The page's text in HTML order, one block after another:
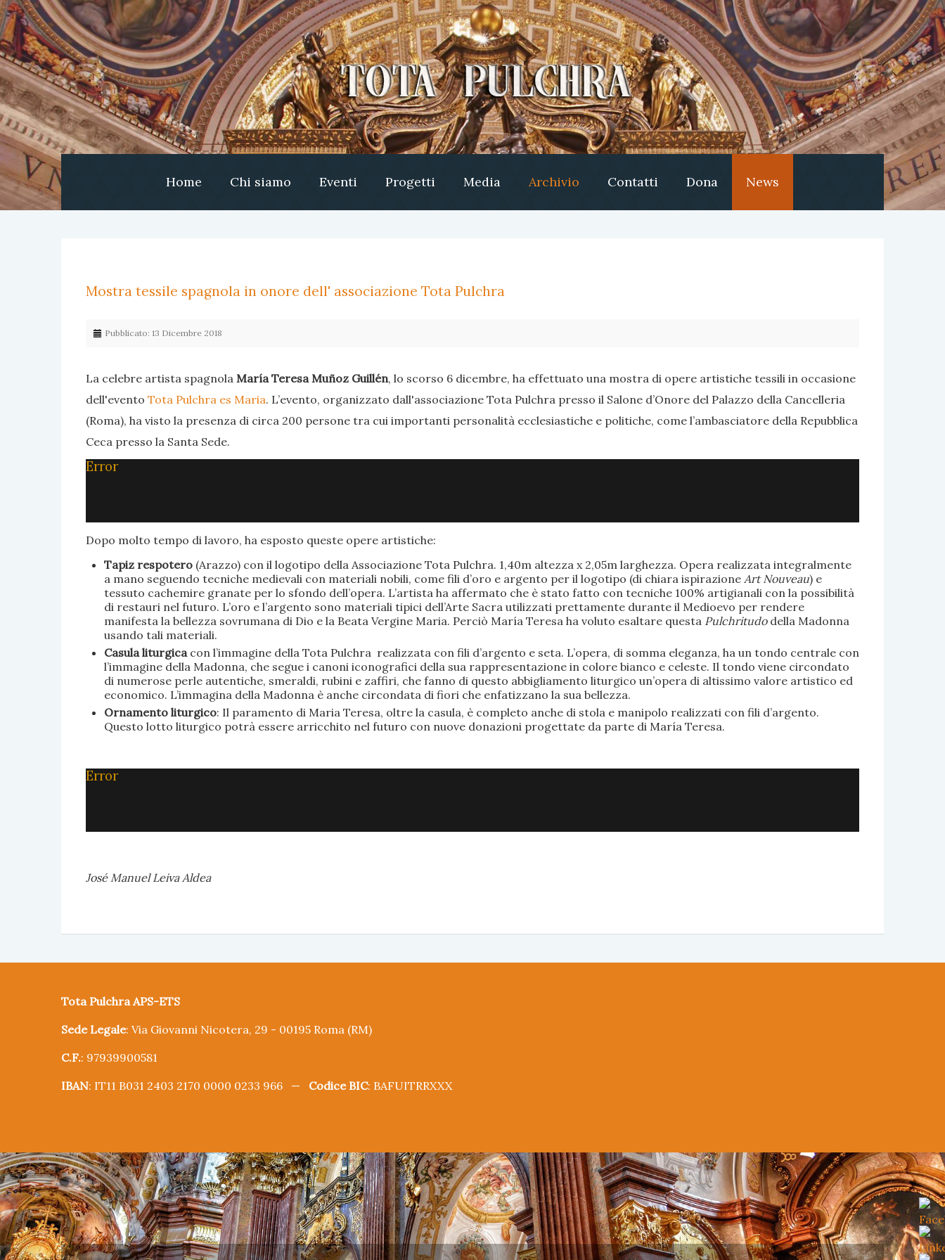
Home Chi siamo Eventi Progetti Media Archivio Contatti Dona News
Mostra tessile spagnola in onore dell' associazione Tota Pulchra
Pubblicato: 13 Dicembre 2018
La celebre artista spagnola María Teresa Muñoz Guillén, lo scorso 6 dicembre, ha effettuato una mostra di opere artistiche tessili in occasione
dell'evento Tota Pulchra es Maria. L’evento, organizzato dall'associazione Tota Pulchra presso il Salone d’Onore del Palazzo della Cancelleria
(Roma), ha visto la presenza di circa 200 persone tra cui importanti personalità ecclesiastiche e politiche, come l’ambasciatore della Repubblica
Ceca presso la Santa Sede.
Error
Dopo molto tempo di lavoro, ha esposto queste opere artistiche:
Tapiz respotero(Arazzo) con il logotipo della Associazione Tota Pulchra. 1,40m altezza x 2,05m larghezza. Opera realizzata integralmente
a mano seguendo tecniche medievali con materiali nobili, come fili d’oro e argento per il logotipo (di chiara ispirazione Art Nouveau) e
tessuto cachemire granate per lo sfondo dell’opera. L’artista ha affermato che è stato fatto con tecniche 100% artigianali con la possibilità
di restauri nel futuro. L’oro e l’argento sono materiali tipici dell’Arte Sacra utilizzati prettamente durante il Medioevo per rendere
manifesta la bellezza sovrumana di Dio e la Beata Vergine Maria. Perciò María Teresa ha voluto esaltare questa Pulchritudo della Madonna
usando tali materiali.
Casula liturgica con l’immagine della Tota Pulchra realizzata con fili d’argento e seta. L’opera, di somma eleganza, ha un tondo centrale con
l’immagine della Madonna, che segue i canoni iconografici della sua rappresentazione in colore bianco e celeste. Il tondo viene circondato
di numerose perle autentiche, smeraldi, rubini e zaffiri, che fanno di questo abbigliamento liturgico un’opera di altissimo valore artistico ed
economico. L’immagina della Madonna è anche circondata di fiori che enfatizzano la sua bellezza.
Ornamento liturgico: Il paramento di Maria Teresa, oltre la casula, è completo anche di stola e manipolo realizzati con fili d’argento.
Questo lotto liturgico potrà essere arricchito nel futuro con nuove donazioni progettate da parte di María Teresa.
Error
José Manuel Leiva Aldea
Tota Pulchra APS-ETS
Sede Legale: Via Giovanni Nicotera, 29 - 00195 Roma (RM)
C.F.: 97939900581
IBAN: IT11 B031 2403 2170 0000 0233 966 — Codice BIC: BAFUITRRXXX